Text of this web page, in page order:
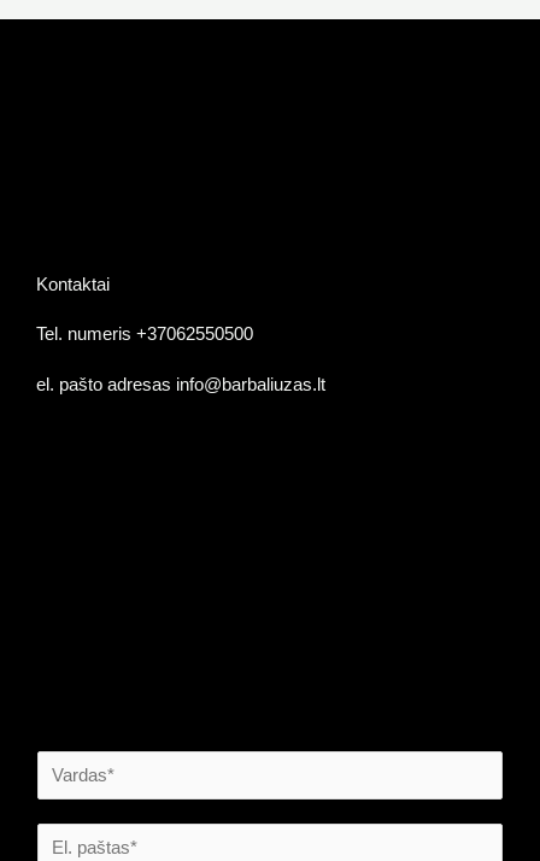
Kontaktai
Tel. numeris +37062550500
el. pašto adresas info@barbaliuzas.lt
a
r